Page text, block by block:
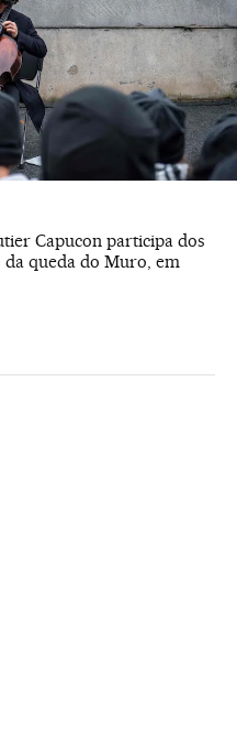
Capucon participa dos
da queda do Muro, em